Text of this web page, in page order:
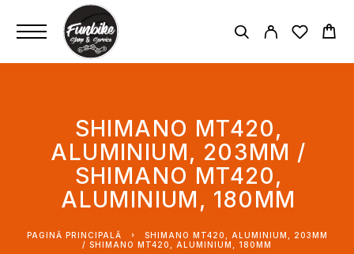
SHIMANO MT420,
ALUMINIUM, 203MM /
SHIMANO MT420,
ALUMINIUM, 180MM
PAGINĂ PRINCIPALĂ
SHIMANO MT420, ALUMINIUM, 203MM
/ SHIMANO MT420, ALUMINIUM, 180MM